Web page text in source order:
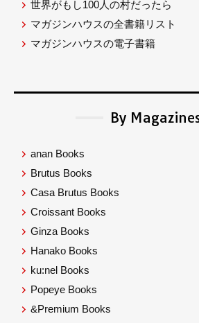
世界がもし100人の村だったら
マガジンハウスの全書籍リスト
マガジンハウスの電子書籍
By
anan Books
Brutus Books
Casa Brutus Books
Croissant Books
Ginza Books
Hanako Books
ku:nel Books
Popeye Books
&Premium Books